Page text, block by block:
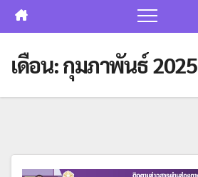
เดือน:กุมภาพันธ์ 2025